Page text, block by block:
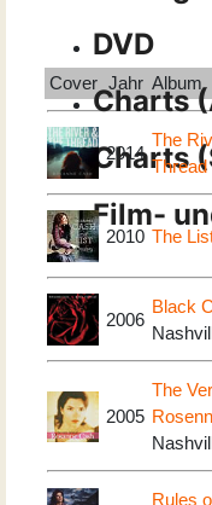
DVD
Charts
Charts
Film-
Cover Jahr Album
2014
The
Thread
2010 The
2006
Black
2005
The
Rules